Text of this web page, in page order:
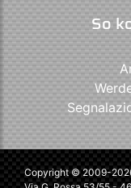
So
Copyright © 2009-